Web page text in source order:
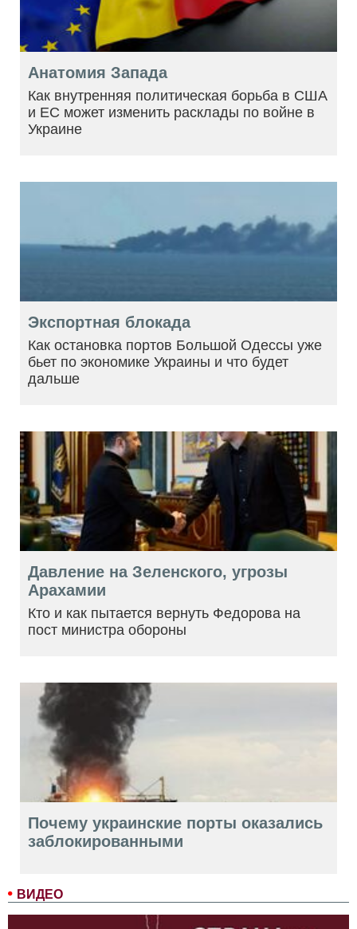
ВИДЕО
Анатомия Запада
Как внутренняя политическая борьба в США
и ЕС может изменить расклады по войне в
Украине
Экспортная блокада
Как остановка портов Большой Одессы уже
бьет по экономике Украины и что будет
дальше
Давление на Зеленского, угрозы
Арахамии
Кто и как пытается вернуть Федорова на
пост министра обороны
Почему украинские порты оказались
заблокированными